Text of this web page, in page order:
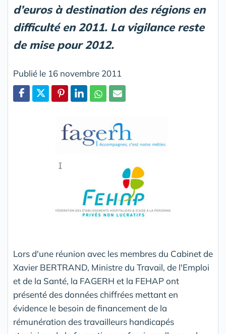
d’euros à destination des régions en
difficulté en 2011. La vigilance reste
de mise pour 2012.
Publié le 16 novembre 2011
Lors d'une réunion avec les membres du Cabinet de
Xavier BERTRAND, Ministre du Travail, de l'Emploi
et de la Santé, la FAGERH et la FEHAP ont
présenté des données chiffrées mettant en
évidence le besoin de financement de la
rémunération des travailleurs handicapés